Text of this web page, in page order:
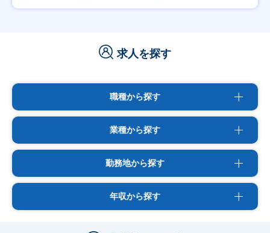
求人を探す
職種から探す
業種から探す
勤務地から探す
年収から探す